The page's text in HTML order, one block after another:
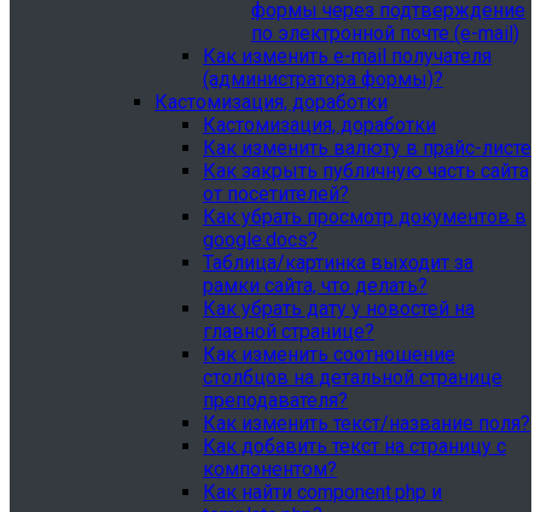
формы через подтверждение
по электронной почте (e-mail)
Как изменить e-mail получателя
(администратора формы)?
Кастомизация, доработки
Кастомизация, доработки
Как изменить валюту в прайс-листе
Как закрыть публичную часть сайта
от посетителей?
Как убрать просмотр документов в
google.docs?
Таблица/картинка выходит за
рамки сайта, что делать?
Как убрать дату у новостей на
главной странице?
Как изменить соотношение
столбцов на детальной странице
преподавателя?
Как изменить текст/название поля?
Как добавить текст на страницу с
компонентом?
Как найти component.php и